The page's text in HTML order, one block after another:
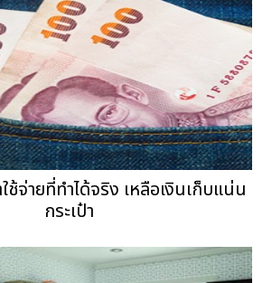
ช้จ่ายที่ทำได้จริง เหลือเงินเก็บแน่น
กระเป๋า